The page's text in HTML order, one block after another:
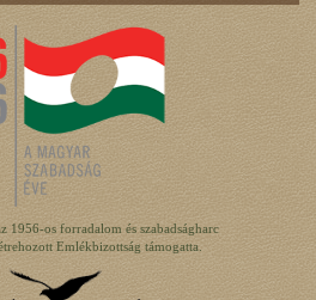
1956-os forradalom és szabadságharc
Emlékbizottság támogatta.